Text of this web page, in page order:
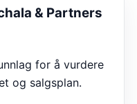
& Partners
for å vurdere
og salgsplan.